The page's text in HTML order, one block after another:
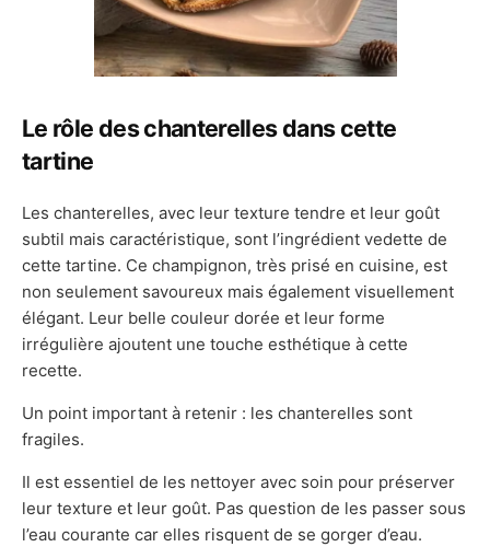
Le rôle des chanterelles dans cette
tartine
Les chanterelles, avec leur texture tendre et leur goût
subtil mais caractéristique, sont l’ingrédient vedette de
cette tartine. Ce champignon, très prisé en cuisine, est
non seulement savoureux mais également visuellement
élégant. Leur belle couleur dorée et leur forme
irrégulière ajoutent une touche esthétique à cette
recette.
Un point important à retenir : les chanterelles sont
fragiles.
Il est essentiel de les nettoyer avec soin pour préserver
leur texture et leur goût. Pas question de les passer sous
l’eau courante car elles risquent de se gorger d’eau.